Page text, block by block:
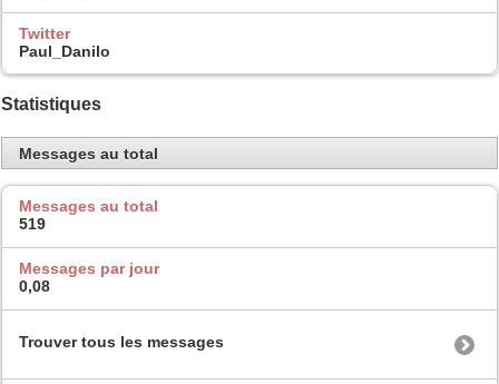
Twitter
Paul_Danilo
Statistiques
Messages au total
Messages au total
519
Messages par jour
0,08
Trouver tous les messages